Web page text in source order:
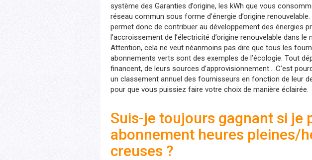
système des Garanties d’origine, les kWh que vous
réseau commun sous forme d’énergie d’origine
permet donc de contribuer au développement des énergies
l’accroissement de l’électricité d’origine renouvelable dans
Attention, cela ne veut néanmoins pas dire que tous les
abonnements verts sont des exemples de l’écologie. Tout
financent, de leurs sources d’approvisionnement… C’est
un classement annuel des fournisseurs en fonction de leur
pour que vous puissiez faire votre choix de manière éclairée.
Suis-je toujours gagnant si je
abonnement heures pleines/
creuses ?